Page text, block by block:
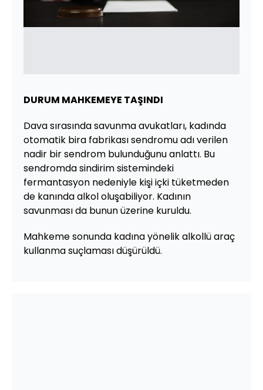
DURUM MAHKEMEYE TAŞINDI
Dava sırasında savunma avukatları, kadında
otomatik bira fabrikası sendromu adı verilen
nadir bir sendrom bulunduğunu anlattı. Bu
sendromda sindirim sistemindeki
fermantasyon nedeniyle kişi içki tüketmeden
de kanında alkol oluşabiliyor. Kadının
savunması da bunun üzerine kuruldu.
Mahkeme sonunda kadına yönelik alkollü araç
kullanma suçlaması düşürüldü.